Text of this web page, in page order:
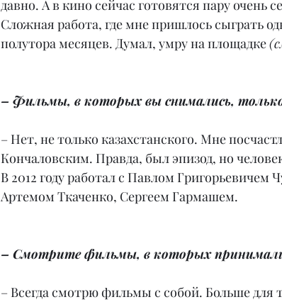
давно. А в кино сейчас готовятся пару очень
Сложная работа, где мне пришлось сыграть
полутора месяцев. Думал, умру на площадке
– Фильмы, в которых вы снимались, только
– Нет, не только казахстанского. Мне
Кончаловским. Правда, был эпизод, но
В 2012 году работал с Павлом Григорьевичем
Артемом Ткаченко, Сергеем Гармашем.
– Смотрите фильмы, в которых
– Всегда смотрю фильмы с собой. Больше